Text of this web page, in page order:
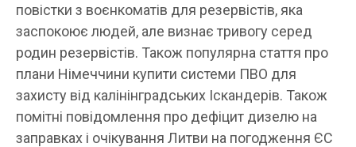
повістки з воєнкоматів для резервістів, яка
заспокоює людей, але визнає тривогу серед
родин резервістів. Також популярна стаття про
плани Німеччини купити системи ПВО для
захисту від калінінградських Іскандерів. Також
помітні повідомлення про дефіцит дизелю на
заправках і очікування Литви на погодження ЄС